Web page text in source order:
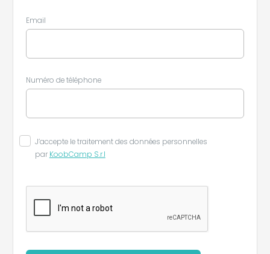
Email
Numéro de téléphone
J’accepte le traitement des données personnelles
par KoobCamp S.r.l